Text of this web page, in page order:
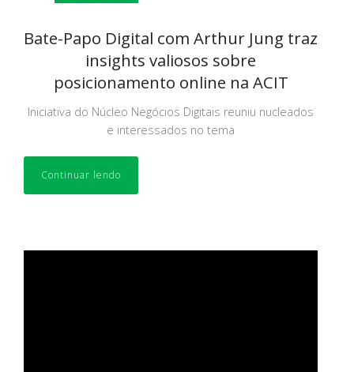
Bate-Papo Digital com Arthur Jung traz
insights valiosos sobre
posicionamento online na ACIT
Iniciativa do Núcleo Negócios Digitais reuniu nucleados
e interessados no tema
Continuar lendo